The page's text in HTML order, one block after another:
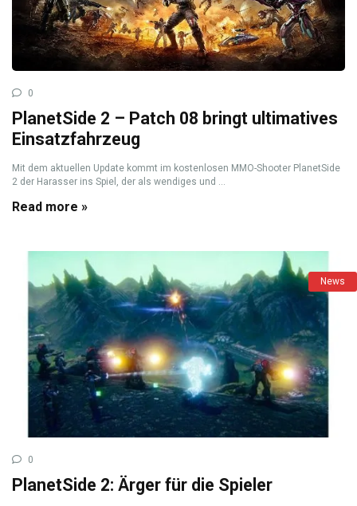
0
PlanetSide 2 – Patch 08 bringt ultimatives
Einsatzfahrzeug
Mit dem aktuellen Update kommt im kostenlosen MMO-Shooter PlanetSide
2 der Harasser ins Spiel, der als wendiges und ...
Read more »
News
0
PlanetSide 2: Ärger für die Spieler